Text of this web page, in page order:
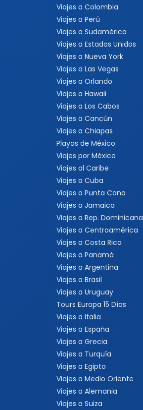
Viajes a Colombia
Viajes a Perú
Viajes a Sudamérica
Viajes a Estados Unidos
Viajes a Nueva York
Viajes a Las Vegas
Viajes a Orlando
Viajes a Hawaii
Viajes a Los Cabos
Viajes a Cancún
Viajes a Chiapas
Playas de México
Viajes por México
Viajes al Caribe
Viajes a Cuba
Viajes a Punta Cana
Viajes a Jamaica
Viajes a Rep. Dominicana
Viajes a Centroamérica
Viajes a Costa Rica
Viajes a Panamá
Viajes a Argentina
Viajes a Brasil
Viajes a Uruguay
Tours Europa 15 Días
Viajes a Italia
Viajes a España
Viajes a Grecia
Viajes a Turquía
Viajes a Egipto
Viajes a Medio Oriente
Viajes a Alemania
Viajes a Suiza